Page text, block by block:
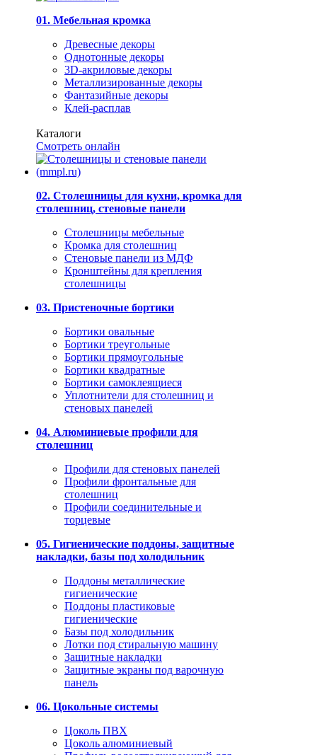
01. Мебельная кромка
Древесные декоры
Однотонные декоры
3D-акриловые декоры
Металлизированные декоры
Фантазийные декоры
Клей-расплав
Каталоги
Смотреть онлайн
02. Столешницы для кухни, кромка для
столешниц, стеновые панели
Столешницы мебельные
Кромка для столешниц
Стеновые панели из МДФ
Кронштейны для крепления
столешницы
03. Пристеночные бортики
Бортики овальные
Бортики треугольные
Бортики прямоугольные
Бортики квадратные
Бортики самоклеящиеся
Уплотнители для столешниц и
стеновых панелей
04. Алюминиевые профили для
столешниц
Профили для стеновых панелей
Профили фронтальные для
столешниц
Профили соединительные и
торцевые
05. Гигиенические поддоны, защитные
накладки, базы под холодильник
Поддоны металлические
гигиенические
Поддоны пластиковые
гигиенические
Базы под холодильник
Лотки под стиральную машину
Защитные накладки
Защитные экраны под варочную
панель
06. Цокольные системы
Цоколь ПВХ
Цоколь алюминиевый